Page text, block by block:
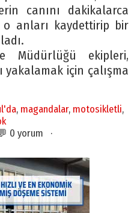
canını dakikalarca
o anları kaydettirip bir
Müdürlüğü ekipleri,
için çalışma
, magandalar, motosikletli,
0 yorum ·